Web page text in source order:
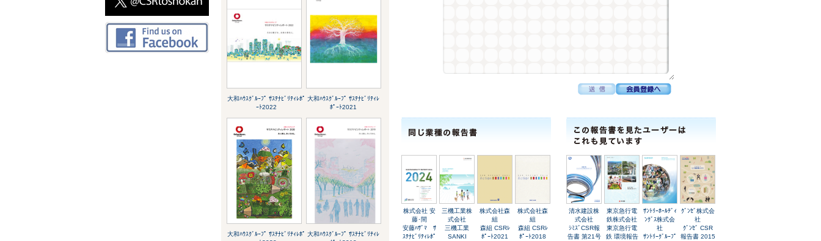
大和ﾊｳｽｸﾞﾙｰﾌﾟ ｻｽﾃﾅﾋﾞﾘﾃｨﾚﾎﾟ
ｰﾄ2022
大和ﾊｳｽｸﾞﾙｰﾌﾟ ｻｽﾃﾅﾋﾞﾘﾃｨﾚ
ﾎﾟｰﾄ2021
大和ﾊｳｽｸﾞﾙｰﾌﾟ ｻｽﾃﾅﾋﾞﾘﾃｨﾚﾎﾟ 大和ﾊｳｽｸﾞﾙｰﾌﾟ ｻｽﾃﾅﾋﾞﾘﾃｨﾚ
株式会社 安
藤･間
安藤ﾊｻﾞﾏ ｻ
ｽﾃﾅﾋﾞﾘﾃｨﾚﾎﾟ
三機工業株
式会社
三機工業
SANKI
株式会社森
組
森組 CSRﾚ
ﾎﾟｰﾄ2021
株式会社森
組
森組 CSRﾚ
ﾎﾟｰﾄ2018
清水建設株
式会社
ｼﾐｽﾞCSR報
告書 第21号
東京急行電
鉄株式会社
東京急行電
鉄 環境報告
ｻﾝﾄﾘｰﾎｰﾙﾃﾞｨ
ﾝｸﾞｽ株式会
社
ｻﾝﾄﾘｰｸﾞﾙｰﾌﾟ
ｸﾞﾝｾﾞ株式会
社
ｸﾞﾝｾﾞ CSR
報告書 2015